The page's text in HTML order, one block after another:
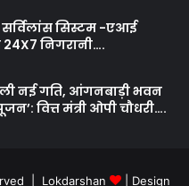
सर्विलांस सिस्टम -एआई
निगरानी….
नई गति, आंगनबाड़ी भवन
वित्त मंत्री ओपी चौधरी….
| Lokdarshan | Design